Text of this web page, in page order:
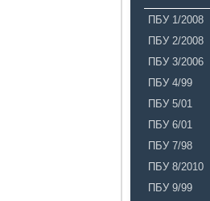
ПБУ 1/2008
ПБУ 2/2008
ПБУ 3/2006
ПБУ 4/99
ПБУ 5/01
ПБУ 6/01
ПБУ 7/98
ПБУ 8/2010
ПБУ 9/99